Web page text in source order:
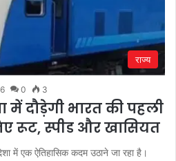
राज्य
0 3
में दौड़ेगी भारत की पहली
रूट, स्पीड और खासियत
में एक ऐतिहासिक कदम उठाने जा रहा है।